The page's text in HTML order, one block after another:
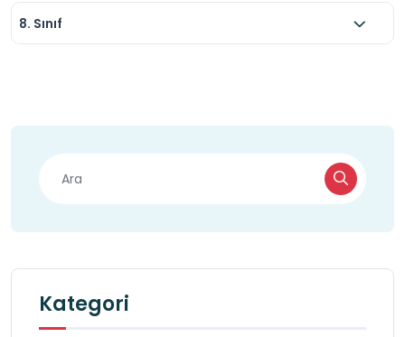
8. Sınıf
Kategori